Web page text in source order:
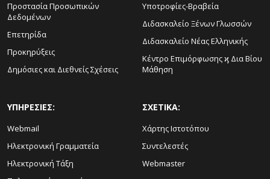
Προστασία Προσωπικών
Δεδομένων
Επετηρίδα
Προκηρύξεις
Δημόσιες και Διεθνείς Σχέσεις
Υποτροφίες-Βραβεία
Διδασκαλείο Ξένων Γλωσσών
Διδασκαλείο Νέας Ελληνικής
Κέντρο Επιμόρφωσης ϗ Δια Βίου
Μάθηση
ΥΠΗΡΕΣΙΕΣ:
Webmail
Ηλεκτρονική Γραμματεία
Ηλεκτρονική Τάξη
ΣΧΕΤΙΚΑ:
Χάρτης Ιστοτόπου
Συντελεστές
Webmaster